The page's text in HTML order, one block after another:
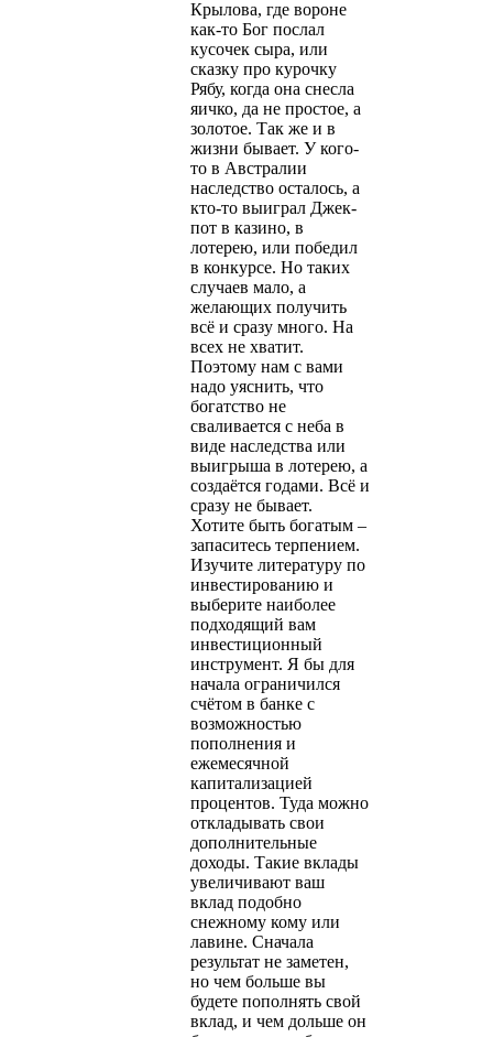
Крылова, где вороне
как-то Бог послал
кусочек сыра, или
сказку про курочку
Рябу, когда она снесла
яичко, да не простое, а
золотое. Так же и в
жизни бывает. У кого-
то в Австралии
наследство осталось, а
кто-то выиграл Джек-
пот в казино, в
лотерею, или победил
в конкурсе. Но таких
случаев мало, а
желающих получить
всё и сразу много. На
всех не хватит.
Поэтому нам с вами
надо уяснить, что
богатство не
сваливается с неба в
виде наследства или
выигрыша в лотерею, а
создаётся годами. Всё и
сразу не бывает.
Хотите быть богатым –
запаситесь терпением.
Изучите литературу по
инвестированию и
выберите наиболее
подходящий вам
инвестиционный
инструмент. Я бы для
начала ограничился
счётом в банке с
возможностью
пополнения и
ежемесячной
капитализацией
процентов. Туда можно
откладывать свои
дополнительные
доходы. Такие вклады
увеличивают ваш
вклад подобно
снежному кому или
лавине. Сначала
результат не заметен,
но чем больше вы
будете пополнять свой
вклад, и чем дольше он